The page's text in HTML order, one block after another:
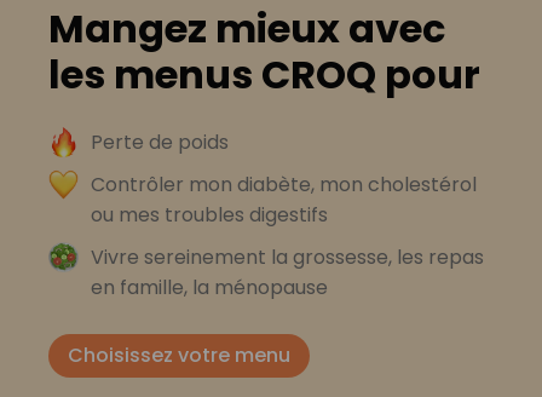
Mangez mieux avec
les menus CROQ pour
Perte de poids
Contrôler mon diabète, mon cholestérol
ou mes troubles digestifs
Vivre sereinement la grossesse, les repas
en famille, la ménopause
Choisissez votre menu